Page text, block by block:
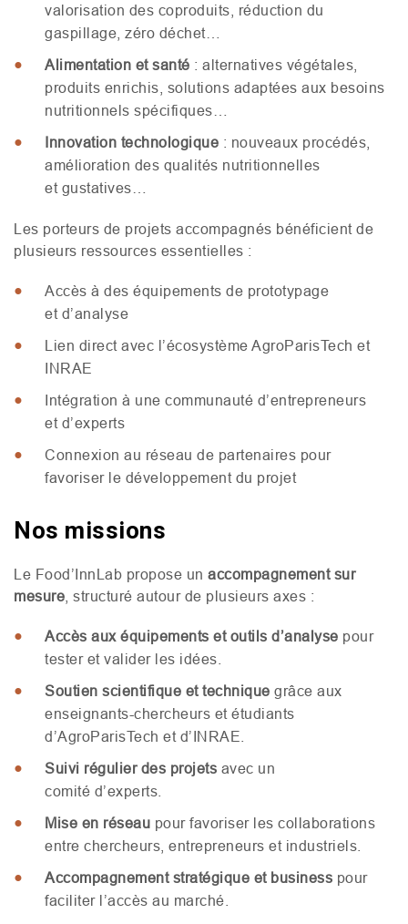
valorisation des coproduits, réduction du
gaspillage, zéro déchet…
Alimentation et santé : alternatives végétales,
produits enrichis, solutions adaptées aux besoins
nutritionnels spécifiques…
Innovation technologique : nouveaux procédés,
amélioration des qualités nutritionnelles
et gustatives…
Les porteurs de projets accompagnés bénéficient de
plusieurs ressources essentielles :
Accès à des équipements de prototypage
et d’analyse
Lien direct avec l’écosystème AgroParisTech et
INRAE
Intégration à une communauté d’entrepreneurs
et d’experts
Connexion au réseau de partenaires pour
favoriser le développement du projet
Nos missions
Le Food’InnLab propose un accompagnement sur
mesure , structuré autour de plusieurs axes :
Accès aux équipements et outils d’analyse pour
tester et valider les idées.
Soutien scientifique et technique grâce aux
enseignants-chercheurs et étudiants
d’AgroParisTech et d’INRAE
Suivi régulier des projets avec un
comité d’experts.
Mise en réseau pour favoriser les collaborations
entre chercheurs, entrepreneurs et industriels.
Accompagnement stratégique et business pour
faciliter l’accès au marché.